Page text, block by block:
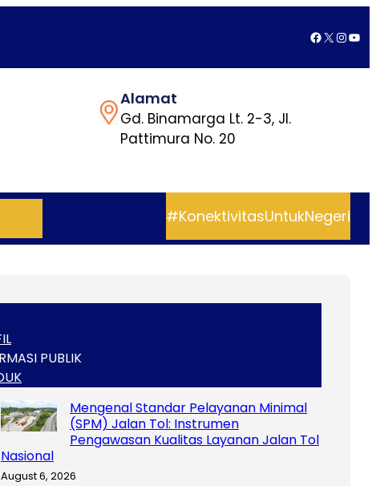
Facebook
X
Alamat
Gd. Binamarga Lt. 2-3, Jl.
Pattimura No. 20
#KonektivitasUntukNegeri
PUBLIK
Mengenal Standar Pelayanan Minimal
(SPM) Jalan Tol: Instrumen
Pengawasan Kualitas Layanan Jalan Tol
Nasional
August 6, 2026